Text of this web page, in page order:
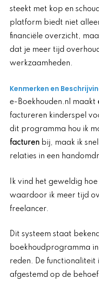
steekt met kop en
platform biedt niet
financiële overzicht,
dat je meer tijd
werkzaamheden.
Kenmerken en
e-Boekhouden.nl maakt
factureren kinderspel
dit programma hou ik
facturen bij, maak ik
relaties in een
Ik vind het geweldig hoe
waardoor ik meer tijd
freelancer.
Dit systeem staat
boekhoudprogramma
reden. De
afgestemd op de